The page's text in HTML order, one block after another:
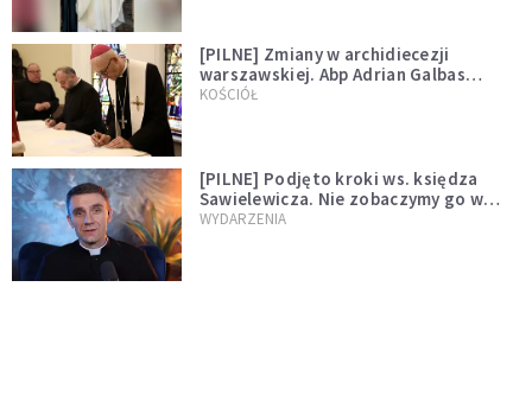
[PILNE] Zmiany w archidiecezji
warszawskiej. Abp Adrian Galbas
wręczył dekrety nowym proboszczom
KOŚCIÓŁ
[PILNE] Podjęto kroki ws. księdza
Sawielewicza. Nie zobaczymy go w
mediach
WYDARZENIA